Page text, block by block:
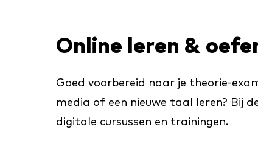
Online leren &
Goed voorbereid naar je theorie-
media of een nieuwe taal leren? Bij
digitale cursussen en trainingen.